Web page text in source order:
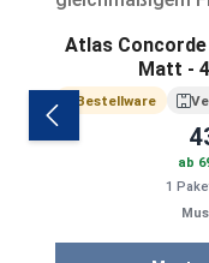
Atlas Concorde
Matt -
Bestellware
ab
1